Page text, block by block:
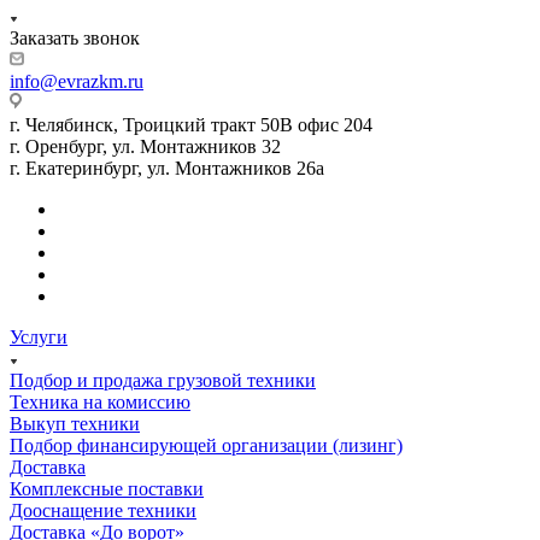
Заказать звонок
info@evrazkm.ru
г. Челябинск, Троицкий тракт 50В офис 204
г. Оренбург, ул. Монтажников 32
г. Екатеринбург, ул. Монтажников 26а
Услуги
Подбор и продажа грузовой техники
Техника на комиссию
Выкуп техники
Подбор финансирующей организации (лизинг)
Доставка
Комплексные поставки
Дооснащение техники
Доставка «До ворот»